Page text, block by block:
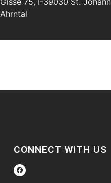
Gisse 75, I-39030 St. Johann
Ahrntal
CONNECT WITH US